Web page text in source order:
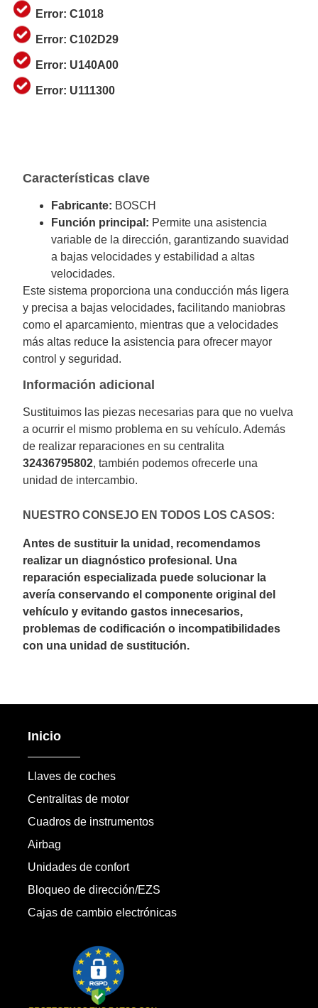
Error: C1018
Error: C102D29
Error: U140A00
Error: U111300
Características clave
Fabricante: BOSCH
Función principal: Permite una asistencia
variable de la dirección, garantizando suavidad
a bajas velocidades y estabilidad a altas
velocidades.
Este sistema proporciona una conducción más ligera
y precisa a bajas velocidades, facilitando maniobras
como el aparcamiento, mientras que a velocidades
más altas reduce la asistencia para ofrecer mayor
control y seguridad.
Información adicional
Sustituimos las piezas necesarias para que no vuelva
a ocurrir el mismo problema en su vehículo. Además
de realizar reparaciones en su centralita
32436795802, también podemos ofrecerle una
unidad de intercambio.
NUESTRO CONSEJO EN TODOS LOS CASOS:
Antes de sustituir la unidad, recomendamos
realizar un diagnóstico profesional. Una
reparación especializada puede solucionar la
avería conservando el componente original del
vehículo y evitando gastos innecesarios,
problemas de codificación o incompatibilidades
con una unidad de sustitución.
Inicio
Llaves de coches
Centralitas de motor
Cuadros de instrumentos
Airbag
Unidades de confort
Bloqueo de dirección/EZS
Cajas de cambio electrónicas